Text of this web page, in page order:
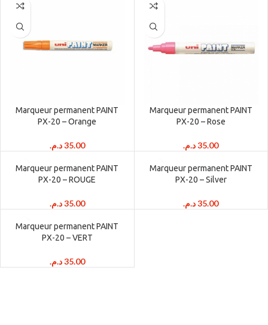
Marqueur permanent PAINT
PX-20 – Orange
35.00د.م.
Marqueur permanent PAINT
PX-20 – Rose
35.00د.م.
Marqueur permanent PAINT
PX-20 – ROUGE
35.00د.م.
Marqueur permanent PAINT
PX-20 – Silver
35.00د.م.
Marqueur permanent PAINT
PX-20 – VERT
35.00د.م.